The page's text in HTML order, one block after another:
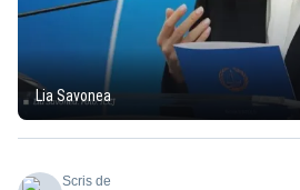
Lia Savonea
Scris de